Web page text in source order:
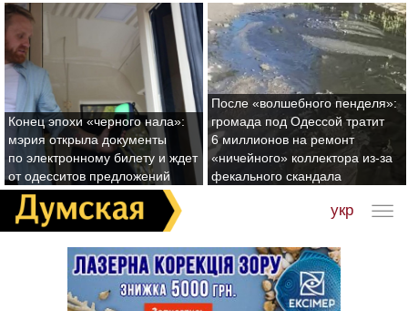
Конец эпохи «черного нала»:
мэрия открыла документы
по электронному билету и ждет
от одесситов предложений
После «волшебного пенделя»:
громада под Одессой тратит
6 миллионов на ремонт
«ничейного» коллектора из-за
фекального скандала
укр